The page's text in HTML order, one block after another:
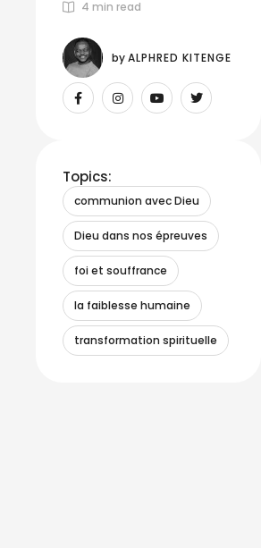
4 min read
by ALPHRED KITENGE
Topics:
communion avec Dieu
Dieu dans nos épreuves
foi et souffrance
la faiblesse humaine
transformation spirituelle